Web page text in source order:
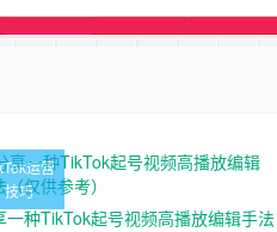
运营
技巧
一种TikTok起号视频高播放编辑手法